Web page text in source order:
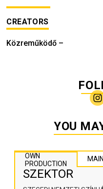
CREATORS
Közreműködő –
YOU
OWN
PRODUCTION
SZEKTOR